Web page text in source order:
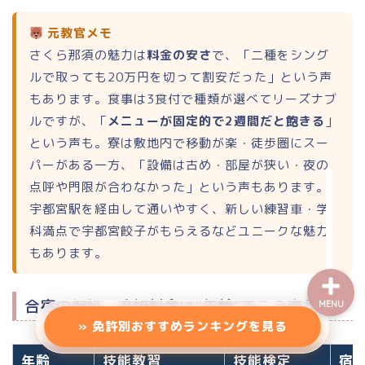
元教官メモ
さくら那須の魅力は料金の安さで、「二種をシング
ルで取っても20万円を切って割安だった」という声
もあります。食事は3食付で種類が選べてリーズナブ
ルですが、「メニューが固定的で2週間だと飽きる 」
という声も。寮は敷地内で移動が楽・徒歩圏にスー
パーがある一方、「設備は古め・部屋が狭い・夜の
点呼や門限が合わなかった」という声もあります。
宇都宮駅を経由して通いやすく、新しい練習車・学
科満点で宇都宮餃子がもらえるなどユニークな魅力
もあります。
合宿の保証・追加料金は“年齢”でこう変わる
年齢 技能教習 技能検定 宿
» 免許別おすすめランキングを見る
MENU
東北地方
甲信越
関東地方
バイク免許